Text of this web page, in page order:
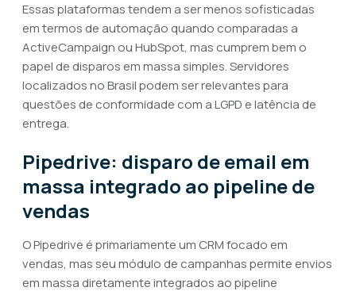
Essas plataformas tendem a ser menos sofisticadas
em termos de automação quando comparadas a
ActiveCampaign ou HubSpot, mas cumprem bem o
papel de disparos em massa simples. Servidores
localizados no Brasil podem ser relevantes para
questões de conformidade com a LGPD e latência de
entrega.
Pipedrive: disparo de email em
massa integrado ao pipeline de
vendas
O Pipedrive é primariamente um CRM focado em
vendas, mas seu módulo de campanhas permite envios
em massa diretamente integrados ao pipeline